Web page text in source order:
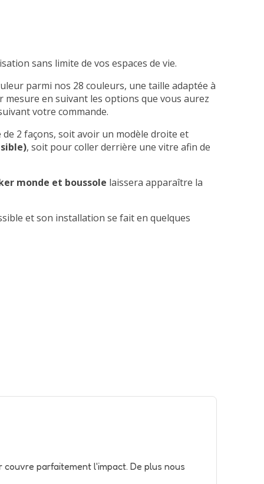
sans limite de vos espaces de vie.
parmi nos 28 couleurs, une taille adaptée à
mesure en suivant les options que vous aurez
votre commande.
2 façons, soit avoir un modèle droite et
, soit pour coller derrière une vitre afin de
monde et boussole laissera apparaître la
et son installation se fait en quelques
parfaitement l'impact. De plus nous